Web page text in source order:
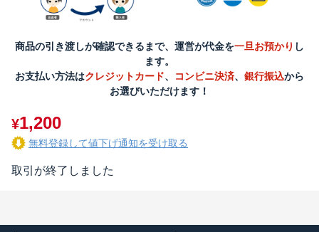
商品の引き渡しが確認できるまで、運営が代金を一旦お預かり し
ます。
お支払い方法はクレジットカード、 コンビニ決済、 銀行振込から
お選びいただけます！
¥1,200
無料登録して値下げ通知を受け取る
取引が終了しました